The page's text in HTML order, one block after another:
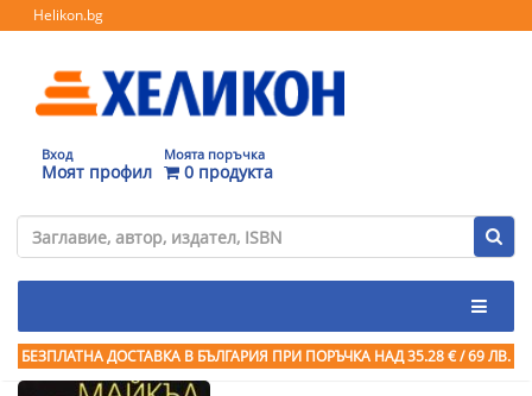
Helikon.bg
Вход
Моят профил
Моята поръчка
0 продукта
БЕЗПЛАТНА ДОСТАВКА В БЪЛГАРИЯ ПРИ ПОРЪЧКА НАД 35.28 € / 69 ЛВ.